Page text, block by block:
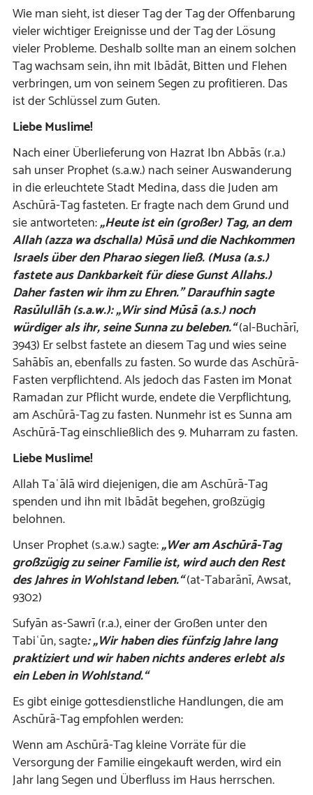
Wie man sieht, ist dieser Tag der Tag der Offenbarung
vieler wichtiger Ereignisse und der Tag der Lösung
vieler Probleme. Deshalb sollte man an einem solchen
Tag wachsam sein, ihn mit Ibādāt, Bitten und Flehen
verbringen, um von seinem Segen zu profitieren. Das
ist der Schlüssel zum Guten.
Liebe Muslime!
Nach einer Überlieferung von Hazrat Ibn Abbās (r.a.)
sah unser Prophet (s.a.w.) nach seiner Auswanderung
in die erleuchtete Stadt Medina, dass die Juden am
Aschūrā-Tag fasteten. Er fragte nach dem Grund und
sie antworteten:„Heute ist ein (großer) Tag, an dem
Allah (azza wa dschalla) Mūsā und die Nachkommen
Israels über den Pharao siegen ließ. (Musa (a.s.)
fastete aus Dankbarkeit für diese Gunst Allahs.)
Daher fasten wir ihm zuEhren.” Daraufhin sagte
Rasūlullāh (s.a.w.): „Wir sind Mūsā (a.s.) noch
würdiger als ihr, seine Sunna zu beleben.“(al-Buchārī,
3943) Er selbst fastete an diesem Tag und wies seine
Sahābīs an, ebenfalls zu fasten. So wurde das Aschūrā-
Fasten verpflichtend. Als jedoch das Fasten im Monat
Ramadan zur Pflicht wurde, endete die Verpflichtung,
am Aschūrā-Tag zu fasten. Nunmehr ist es Sunna am
Aschūrā-Tag einschließlich des 9. Muharram zu fasten.
Liebe Muslime!
Allah Taʿālā wird diejenigen, die am Aschūrā-Tag
spenden und ihn mit Ibādāt begehen, großzügig
belohnen.
Unser Prophet (s.a.w.) sagte:„Wer am Aschūrā-Tag
großzügig zu seiner Familie ist, wird auch den Rest
des Jahres in Wohlstand leben.“(at-Tabarānī, Awsat,
9302)
Sufyān as-Sawrī (r.a.), einer der Großen unter den
Tabiʿūn, sagte:„Wir haben dies fünfzig Jahre lang
praktiziert und wir haben nichts anderes erlebt als
ein Leben in Wohlstand.“
Es gibt einige gottesdienstliche Handlungen, die am
Aschūrā-Tag empfohlen werden:
Wenn am Aschūrā-Tag kleine Vorräte für die
Versorgung der Familie eingekauft werden, wird ein
Jahr lang Segen und Überfluss im Haus herrschen.